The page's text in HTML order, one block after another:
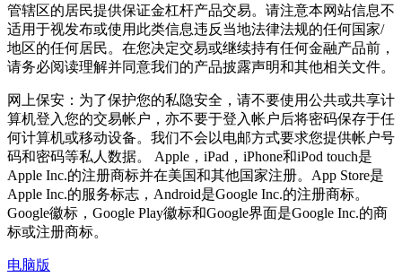
管辖区的居民提供保证金杠杆产品交易。请注意本网站信息不
适用于视发布或使用此类信息违反当地法律法规的任何国家/
地区的任何居民。在您决定交易或继续持有任何金融产品前，
请务必阅读理解并同意我们的产品披露声明和其他相关文件。
网上保安：为了保护您的私隐安全，请不要使用公共或共享计
算机登入您的交易帐户，亦不要于登入帐户后将密码保存于任
何计算机或移动设备。我们不会以电邮方式要求您提供帐户号
码和密码等私人数据。 Apple，iPad，iPhone和iPod touch是
Apple Inc.的注册商标并在美国和其他国家注册。App Store是
Apple Inc.的服务标志，Android是Google Inc.的注册商标。
Google徽标，Google Play徽标和Google界面是Google Inc.的商
标或注册商标。
电脑版